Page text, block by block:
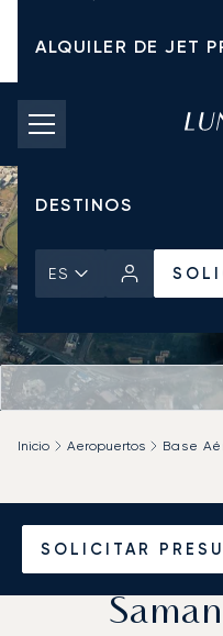
ALQUILER DE JET
TARIFAS DE
JETS PRIVADOS
DESTINOS
ES
SOLICITAR
Inicio Aeropuertos Base
Vuele en
Base